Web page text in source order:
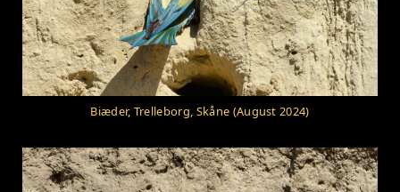
Biæder, Trelleborg, Skåne (August 2024)